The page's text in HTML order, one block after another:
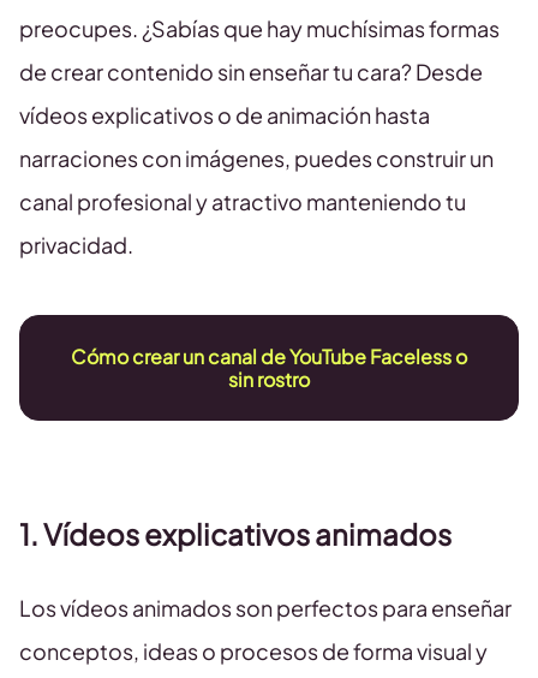
preocupes. ¿Sabías que hay muchísimas formas
de crear contenido sin enseñar tu cara? Desde
vídeos explicativos o de animación hasta
narraciones con imágenes, puedes construir un
canal profesional y atractivo manteniendo tu
privacidad.
Cómo crear un canal de YouTube Faceless o
sin rostro
1. Vídeos explicativos animados
Los vídeos animados son perfectos para enseñar
conceptos, ideas o procesos de forma visual y